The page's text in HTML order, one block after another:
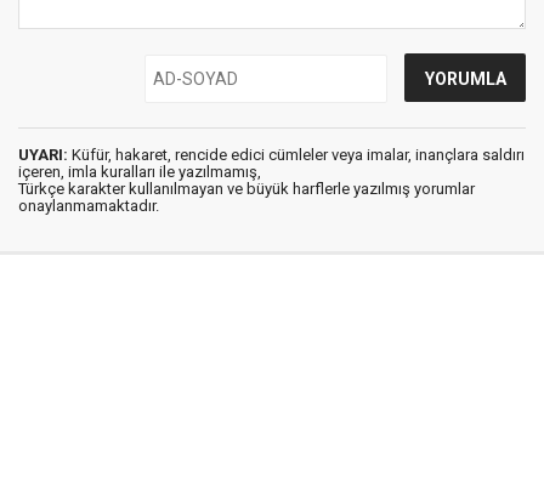
UYARI: Küfür, hakaret, rencide edici cümleler veya imalar, inançlara saldırı
içeren, imla kuralları ile yazılmamış,
Türkçe karakter kullanılmayan ve büyük harflerle yazılmış yorumlar
onaylanmamaktadır.